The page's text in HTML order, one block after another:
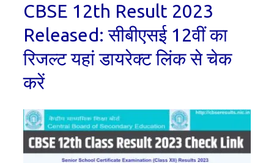
CBSE 12th Result 2023
Released: सीबीएसई 12वीं का
रिजल्ट यहां डायरेक्ट लिंक से चेक
करें